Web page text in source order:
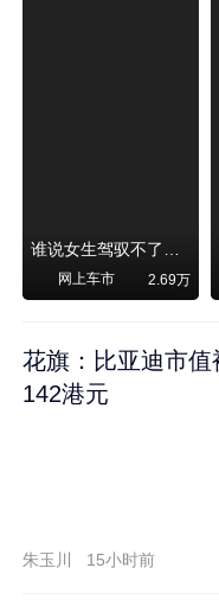
谁说女生驾驭不了大SUV？看我开问界M6驰骋坝上草原！
网上车市 2.69万
花旗：比亚迪市
142港元
朱玉川 15小时前